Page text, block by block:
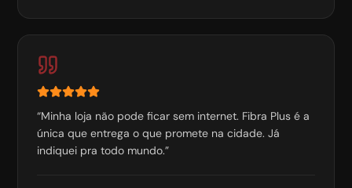
“Minha loja não pode ficar sem internet. Fibra Plus é a
única que entrega o que promete na cidade. Já
indiquei pra todo mundo.”